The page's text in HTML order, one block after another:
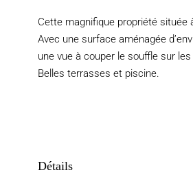
Cette magnifique propriété située
Avec une surface aménagée
une vue à couper le souffle sur
Belles terrasses et piscine.
Détails